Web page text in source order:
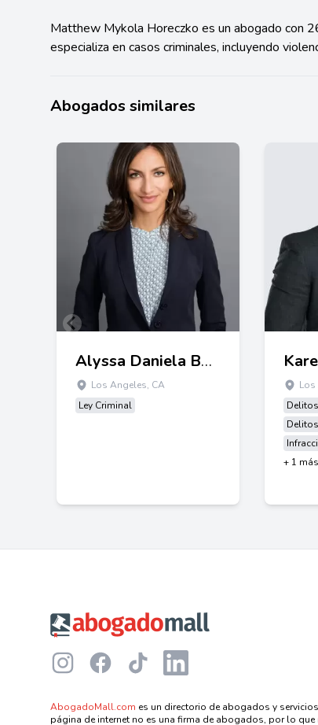
Matthew Mykola Horeczko es un abogado con
especializa en casos criminales, incluyendo
Abogados similares
Alyssa Daniela Bell
Los Angeles, CA
Ley Criminal
Los
+ 1 más
InstagramFacebookTikTok LinkedIn
AbogadoMall.com es un directorio de abogados y
página de internet no es una firma de abogados, por lo